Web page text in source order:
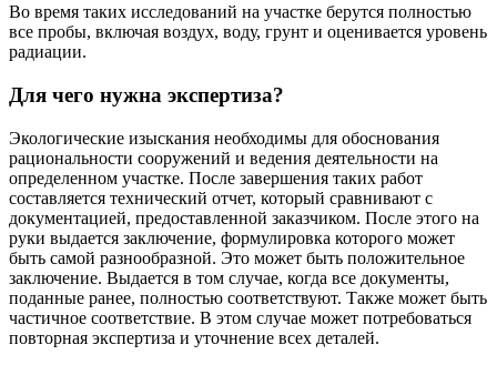
Во время таких исследований на участке берутся полностью
все пробы, включая воздух, воду, грунт и оценивается уровень
радиации.
Для чего нужна экспертиза?
Экологические изыскания необходимы для обоснования
рациональности сооружений и ведения деятельности на
определенном участке. После завершения таких работ
составляется технический отчет, который сравнивают с
документацией, предоставленной заказчиком. После этого на
руки выдается заключение, формулировка которого может
быть самой разнообразной. Это может быть положительное
заключение. Выдается в том случае, когда все документы,
поданные ранее, полностью соответствуют. Также может быть
частичное соответствие. В этом случае может потребоваться
повторная экспертиза и уточнение всех деталей.